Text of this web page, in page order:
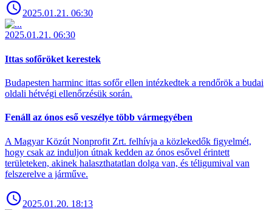
2025.01.21. 06:30
2025.01.21. 06:30
Ittas sofőröket kerestek
Budapesten harminc ittas sofőr ellen intézkedtek a rendőrök a budai
oldali hétvégi ellenőrzésük során.
Fenáll az ónos eső veszélye több vármegyében
A Magyar Közút Nonprofit Zrt. felhívja a közlekedők figyelmét,
hogy csak az induljon útnak kedden az ónos esővel érintett
területeken, akinek halaszthatatlan dolga van, és téligumival van
felszerelve a járműve.
2025.01.20. 18:13